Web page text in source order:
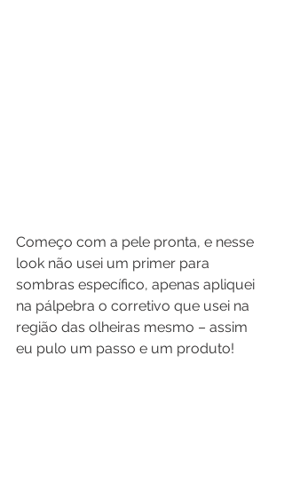
Começo com a pele pronta, e nesse
look não usei um primer para
sombras específico, apenas apliquei
na pálpebra o corretivo que usei na
região das olheiras mesmo – assim
eu pulo um passo e um produto!